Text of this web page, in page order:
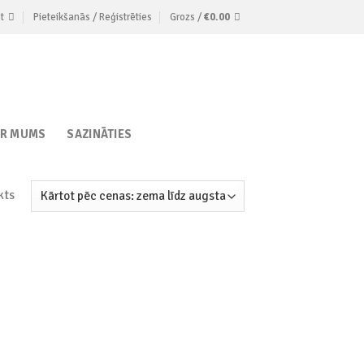
Pieteikšanās / Reģistrēties Grozs /€0.00
MUMS SAZINĀTIES